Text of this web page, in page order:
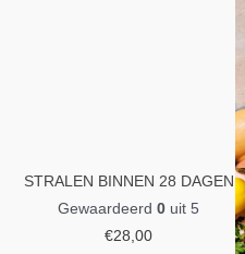
STRALEN BINNEN 28 DAGEN
Gewaardeerd 0 uit 5
€28,00